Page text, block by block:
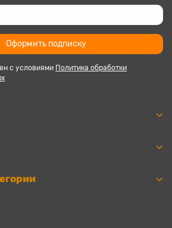
Оформить подписку
с условиями Политика обработки